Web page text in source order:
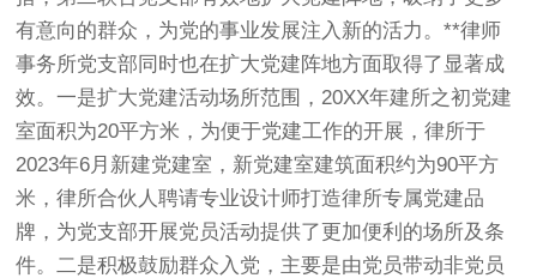
有意向的群众，为党的事业发展注入新的活力。**律师
事务所党支部同时也在扩大党建阵地方面取得了显著成
效。一是扩大党建活动场所范围，20XX年建所之初党建
室面积为20平方米，为便于党建工作的开展，律所于
2023年6月新建党建室，新党建室建筑面积约为90平方
米，律所合伙人聘请专业设计师打造律所专属党建品
牌，为党支部开展党员活动提供了更加便利的场所及条
件。二是积极鼓励群众入党，主要是由党员带动非党员